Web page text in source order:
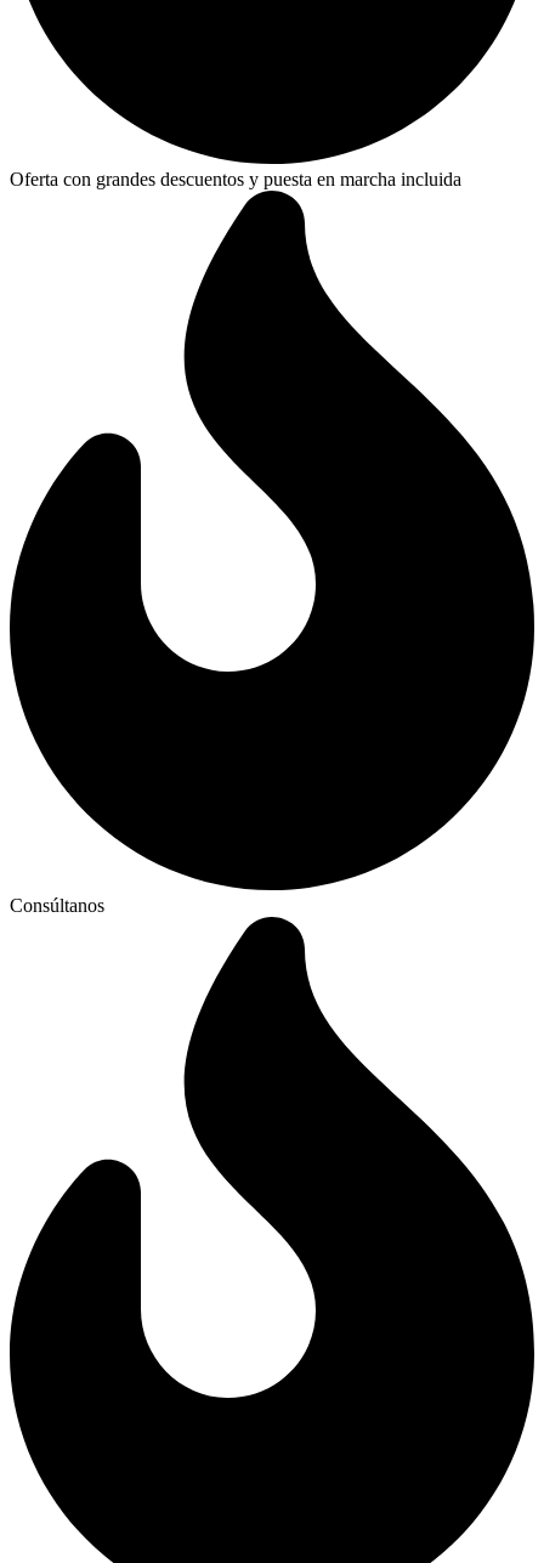
Oferta con grandes descuentos y puesta en marcha incluida
Consúltanos